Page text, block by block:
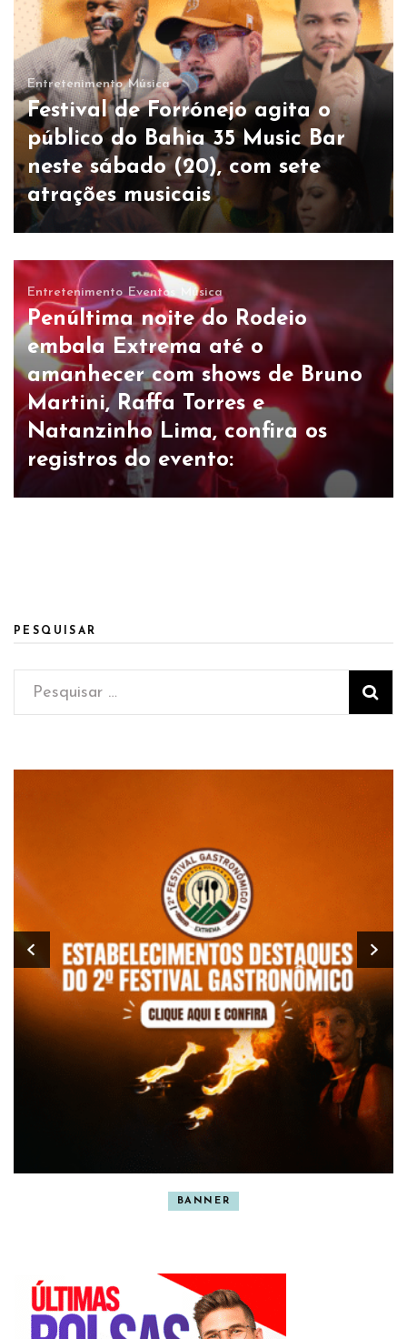
Entretenimento Música
Festival de Forrónejo agita o
público do Bahia 35 Music Bar
neste sábado (20), com sete
atrações musicais
Entretenimento Eventos Música
Penúltima noite do Rodeio
embala Extrema até o
amanhecer com shows de Bruno
Martini, Raffa Torres e
Natanzinho Lima, confira os
registros do evento:
Música
Cantor Ítalo Rodrigue lança clipe
da música “Homem Profissional”
e marca show de estreia do novo
trabalho na Cervejaria
Extremosa, neste sábado (21)
PESQUISAR
Pesquisar
por:
BANNER